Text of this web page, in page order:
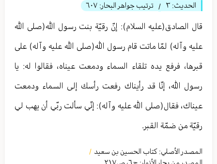
الحديث: ٣ / ترتيب جواهر البحار: ٦٠٧
قال الصادق(عليه السلام): إنّ رقيّة بنت رسول الله(صلى الله
عليه وآله) لمّا ماتت قام رسول الله(صلى الله عليه وآله) على
قبرها، فرفع يده تلقاء السماء ودمعت عيناه، فقالوا له: يا
رسول الله، إنّا قد رأيناك رفعت رأسك إلى السماء ودمعت
عيناك، فقال(صلى الله عليه وآله): إنّي سألت ربّي أن يهب لي
رقيّة من ضمّة القبر.
المصدر الأصلي: كتاب الحسین بن سعید /